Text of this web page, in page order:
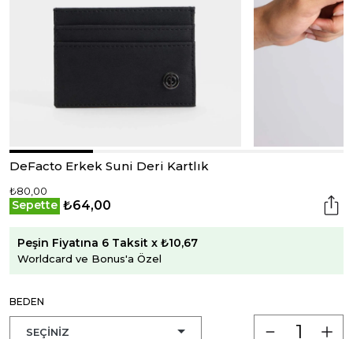
DeFacto Erkek Suni Deri Kartlık
₺80,00
Sepette ₺64,00
Peşin Fiyatına 6 Taksit x ₺10,67
Worldcard ve Bonus'a Özel
BEDEN